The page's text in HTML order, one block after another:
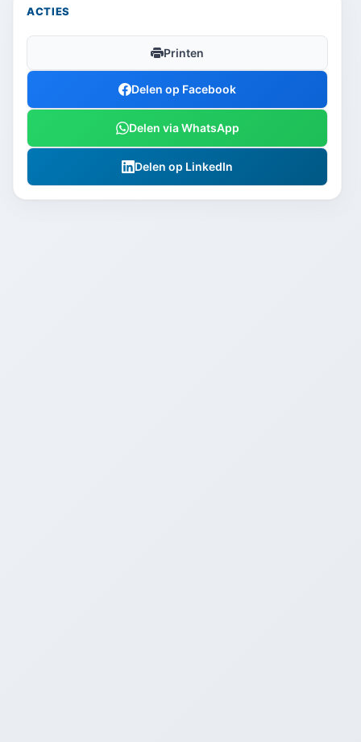
ACTIES
Printen
Delen op Facebook
Delen via WhatsApp
Delen op LinkedIn